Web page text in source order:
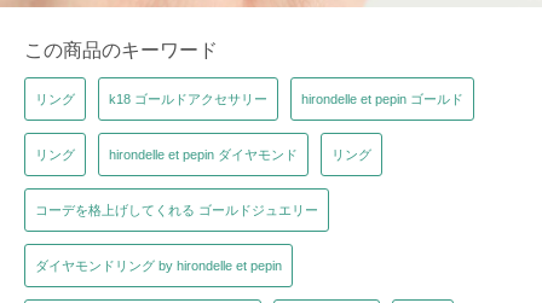
この商品のキーワード
リング k18 ゴールドアクセサリー hirondelle et pepin ゴールド
リング hirondelle et pepin ダイヤモンド リング
コーデを格上げしてくれる ゴールドジュエリー
ダイヤモンドリング by hirondelle et pepin